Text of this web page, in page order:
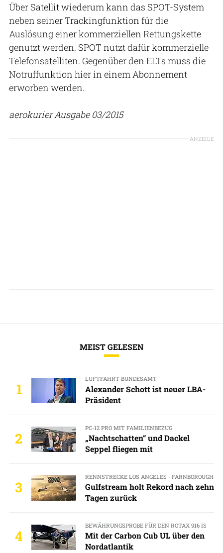
Über Satellit wiederum kann das SPOT-System
neben seiner Trackingfunktion für die
Auslösung einer kommerziellen Rettungskette
genutzt werden. SPOT nutzt dafür kommerzielle
Telefonsatelliten. Gegenüber den ELTs muss die
Notruffunktion hier in einem Abonnement
erworben werden.
aerokurier Ausgabe 03/2015
ANZEIGE
MEIST GELESEN
1
LUFTFAHRT-BUNDESAMT
Alexander Schott ist neuer LBA-
Präsident
2
PC-12 PRO MIT FAMILIENBEZUG
„Nachtschatten“ und Dackel
Seppel fliegen mit
3
RENNSTRECKE LOS ANGELES - FARNBOROUGH
Gulfstream holt Rekord nach zehn
Tagen zurück
4
BEWÄHRUNGSPROBE FÜR DEN ROTAX 916 IS
Mit der Carbon Cub UL über den
Nordatlantik